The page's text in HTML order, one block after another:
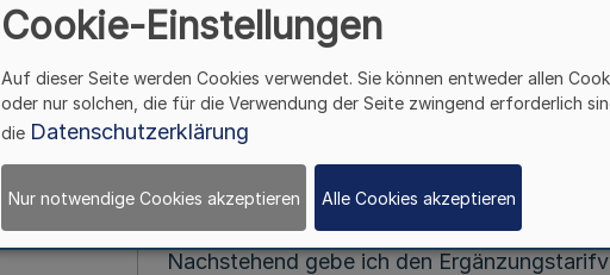
170.Ergänzung-SMBI.NW.-(Stand 1.11.1985
Ergänzungstarifvertrag Nr. l
RdErL d. Ministers für Ernährung,
Nachstehend gebe ich den
Cookie-Einstellungen
Auf dieser Seite werden Cookies verwendet. Sie können entweder allen
oder nur solchen, die für die Verwendung der Seite zwingend erforderlich
die Datenschutzerklärung
Nur notwendige Cookies akzeptieren Alle Cookies akzeptieren